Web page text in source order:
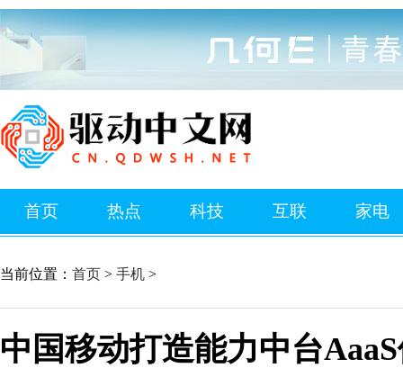
首页 热点 科技 互联 家电
当前位置： 首页 > 手机 >
中国移动打造能力中台